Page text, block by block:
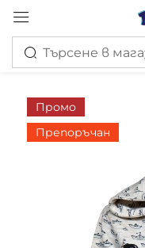
Промо
Препоръчан
Запомни ме